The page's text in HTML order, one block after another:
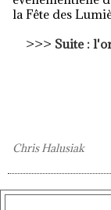
la Fête des
>>> Suite :
Chris Halusiak